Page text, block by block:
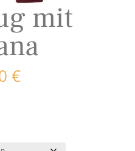
mit
€Preisspanne:
96,90 €